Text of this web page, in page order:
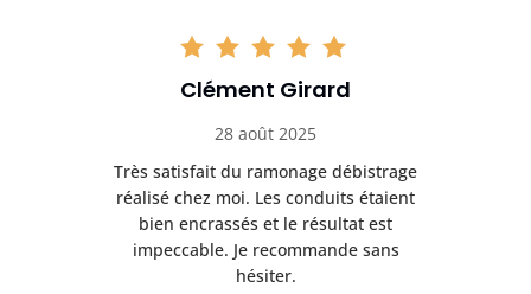
Clément Girard
28 août 2025
Très satisfait du ramonage débistrage
réalisé chez moi. Les conduits étaient
bien encrassés et le résultat est
impeccable. Je recommande sans
hésiter.